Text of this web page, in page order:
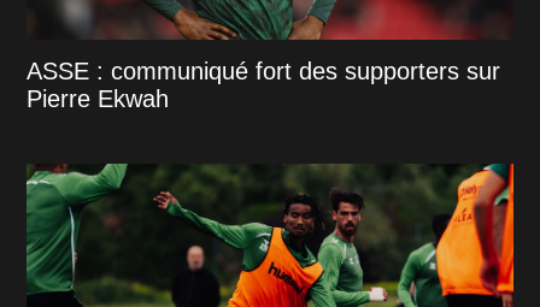
ASSE : communiqué fort des supporters sur
Pierre Ekwah